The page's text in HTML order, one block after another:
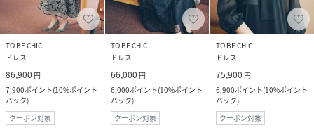
TO BE CHIC
ドレス
86,900 円
7,900ポイント(10%ポイント
バック)
クーポン対象
TO BE CHIC
ドレス
66,000 円
6,000ポイント(10%ポイント
バック)
クーポン対象
TO BE CHIC
ドレス
75,900 円
6,900ポイント(10%ポイント
バック)
クーポン対象